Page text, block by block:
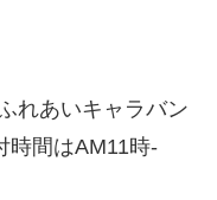
れあいキャラバン
間はAM11時-